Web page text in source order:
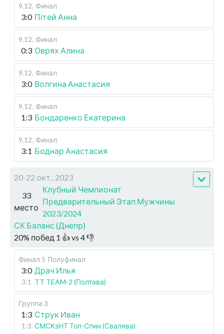
9.12. Финал
3:0 Пітей Анна
9.12. Финал
0:3 Оврях Алина
9.12. Финал
3:0 Волгина Анастасия
9.12. Финал
1:3 Бондаренко Екатерина
9.12. Финал
3:1 Боднар Анастасия
20-22 окт., 2023
33
место
Клубный Чемпионат
Предварительный Этап Мужчины
2023/2024
СК Баланс (Днепр)
20% побед 1 👍 vs 4👎
Финал 5 Полуфинал
3:0 Драч Илья
3:1 TT TEAM-2 (Полтава)
Группа 3
1:3 Струк Иван
1:3 СМСКзНТ Топ-Спин (Свалява)